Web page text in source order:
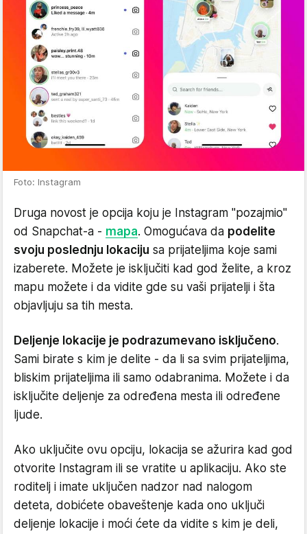
Foto: Instagram
Druga novost je opcija koju je Instagram "pozajmio"
od Snapchat-a - mapa. Omogućava da podelite
svoju poslednju lokaciju sa prijateljima koje sami
izaberete. Možete je isključiti kad god želite, a kroz
mapu možete i da vidite gde su vaši prijatelji i šta
objavljuju sa tih mesta.
Deljenje lokacije je podrazumevano isključeno.
Sami birate s kim je delite - da li sa svim prijateljima,
bliskim prijateljima ili samo odabranima. Možete i da
isključite deljenje za određena mesta ili određene
ljude.
Ako uključite ovu opciju, lokacija se ažurira kad god
otvorite Instagram ili se vratite u aplikaciju. Ako ste
roditelj i imate uključen nadzor nad nalogom
deteta, dobićete obaveštenje kada ono uključi
deljenje lokacije i moći ćete da vidite s kim je deli,